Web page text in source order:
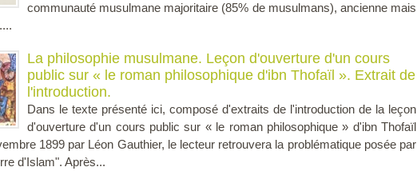
communauté musulmane majoritaire (85% de musulmans), ancienne mais
La philosophie musulmane. Leçon d'ouverture d'un cours
public sur « le roman philosophique d'ibn Thofaïl ». Extrait de
l'introduction.
Dans le texte présenté ici, composé d'extraits de l'introduction de la leçon
d'ouverture d'un cours public sur « le roman philosophique » d'ibn Thofaïl
1899 par Léon Gauthier, le lecteur retrouvera la problématique posée par
d'Islam". Après...